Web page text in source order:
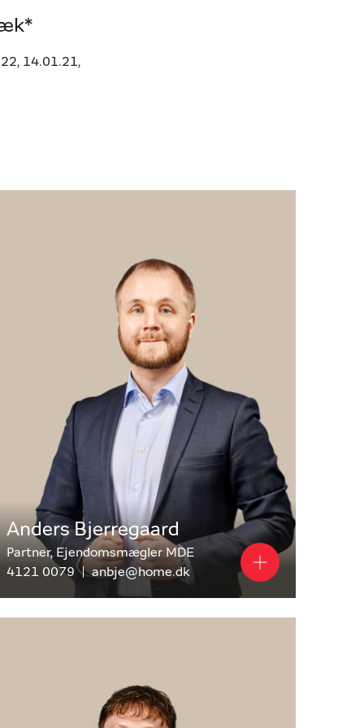
14.01.21,
Anders Bjerregaard
Partner, Ejendomsmægler MDE
4121 0079
anbje@home.dk